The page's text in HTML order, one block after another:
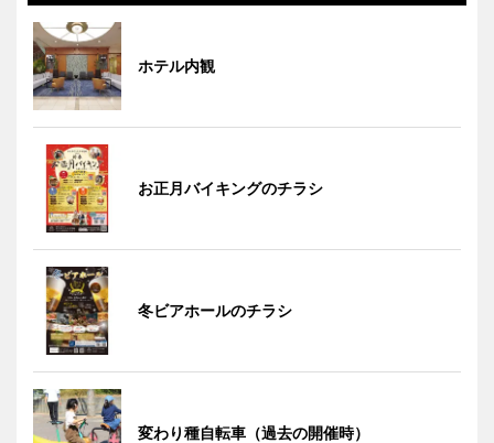
ホテル内観
お正月バイキングのチラシ
冬ビアホールのチラシ
変わり種自転車（過去の開催時）